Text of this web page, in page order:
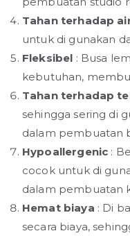
Tahan terhadap
untuk di gunakan
Fleksibel : Busa
kebutuhan,
Tahan terhadap
sehingga sering di
dalam pembuatan
Hypoallergenic :
cocok untuk di
dalam pembuatan
Hemat biaya : Di
secara biaya,